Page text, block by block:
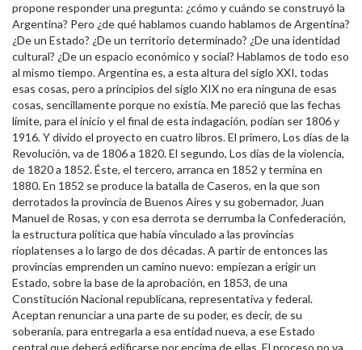
propone responder una pregunta: ¿cómo y cuándo se construyó la
Argentina? Pero ¿de qué hablamos cuando hablamos de Argentina?
¿De un Estado? ¿De un territorio determinado? ¿De una identidad
cultural? ¿De un espacio económico y social? Hablamos de todo eso
al mismo tiempo. Argentina es, a esta altura del siglo XXI, todas
esas cosas, pero a principios del siglo XIX no era ninguna de esas
cosas, sencillamente porque no existía. Me pareció que las fechas
límite, para el inicio y el final de esta indagación, podían ser 1806 y
1916. Y divido el proyecto en cuatro libros. El primero, Los días de la
Revolución, va de 1806 a 1820. El segundo, Los días de la violencia,
de 1820 a 1852. Éste, el tercero, arranca en 1852 y termina en
1880. En 1852 se produce la batalla de Caseros, en la que son
derrotados la provincia de Buenos Aires y su gobernador, Juan
Manuel de Rosas, y con esa derrota se derrumba la Confederación,
la estructura política que había vinculado a las provincias
rioplatenses a lo largo de dos décadas. A partir de entonces las
provincias emprenden un camino nuevo: empiezan a erigir un
Estado, sobre la base de la aprobación, en 1853, de una
Constitución Nacional republicana, representativa y federal.
Aceptan renunciar a una parte de su poder, es decir, de su
soberanía, para entregarla a esa entidad nueva, a ese Estado